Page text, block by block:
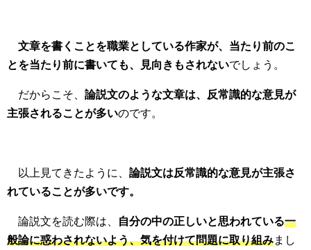
文章を書くことを職業としている作家が、当たり前のこ
とを当たり前に書いても、見向きもされないでしょう。
だからこそ、 論説文のような文章は、反常識的な意見が
主張されることが多いのです。
以上見てきたように、 論説文は反常識的な意見が主張さ
れていることが多いです。
論説文を読む際は、 自分の中の正しいと思われている一
般論に惑わされないよう、気を付けて問題に取り組みまし